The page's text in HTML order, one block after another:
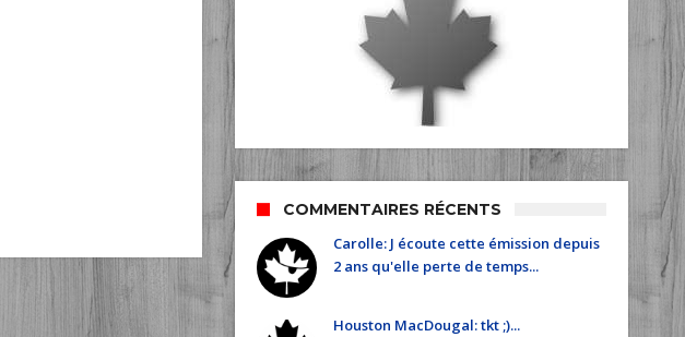
COMMENTAIRES RÉCENTS
Carolle: J écoute cette émission depuis
2 ans qu'elle perte de temps...
Houston MacDougal: tkt ;)...